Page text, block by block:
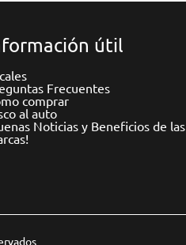
útil
Frecuentes
comprar
al auto
Noticias y Beneficios de las